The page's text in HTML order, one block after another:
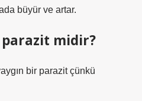
büyür ve artar.
midir?
bir parazit çünkü